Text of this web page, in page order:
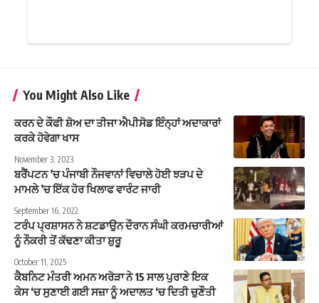
You Might Also Like
ਕਰਨ ਦੇ ਕੌਫੀ ਸ਼ੋਅ ਦਾ ਤੀਜਾ ਐਪੀਸੋਡ ਇੰਨ੍ਹਾਂ ਅਦਾਕਾਰਾਂ
ਕਰਕੇ ਹੋਵੇਗਾ ਖਾਸ
November 3, 2023
ਬਰੈਂਪਟਨ ’ਚ ਪੰਜਾਬੀ ਨੌਜਵਾਨਾਂ ਵਿਚਾਲੇ ਹੋਈ ਝੜਪ ਦੇ
ਮਾਮਲੇ ’ਚ ਇੱਕ ਹੋਰ ਖਿਲਾਫ ਵਾਰੰਟ ਜਾਰੀ
September 16, 2022
ਟਰੰਪ ਪ੍ਰਸ਼ਾਸਨ ਨੇ ਸ਼ਟਡਾਉਨ ਦੌਰਾਨ ਸੰਘੀ ਕਰਮਚਾਰੀਆਂ
ਨੂੰ ਨੌਕਰੀ ਤੋਂ ਕੱਢਣਾ ਕੀਤਾ ਸ਼ੁਰੂ
October 11, 2025
ਕੈਬਨਿਟ ਮੰਤਰੀ ਅਮਨ ਅਰੋੜਾ ਨੇ 15 ਸਾਲ ਪੁਰਾਣੇ ਇਕ
ਕੇਸ ‘ਚ ਸੁਣਾਈ ਗਈ ਸਜ਼ਾ ਨੂੰ ਅਦਾਲਤ ‘ਚ ਦਿਤੀ ਚੁਣੌਤੀ